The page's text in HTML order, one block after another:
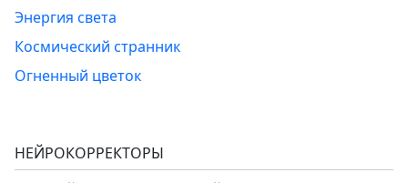
Энергия света
Космический странник
Огненный цветок
НЕЙРОКОРРЕКТОРЫ